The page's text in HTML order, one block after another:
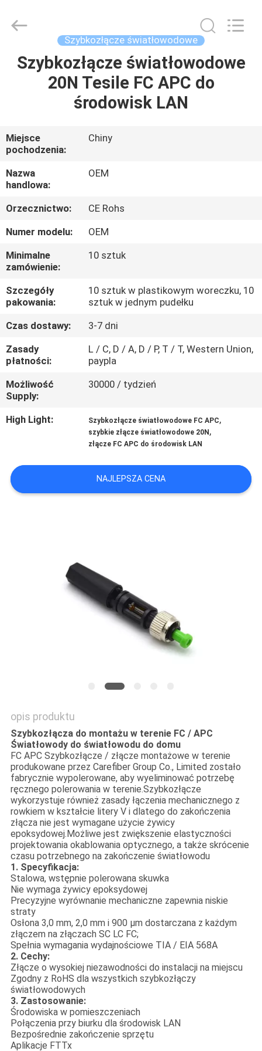
DOM
PRODUKTY
O
NAS
WYCIECZKA
PO
FABRYCE
KONTROLA
JAKOŚCI
SKONTAKTUJ
SIĘ
Z
NAMI
AKTUALNOŚCI
WSZYSTKIE
PRZYPADKI
Management
Services
Reserved.
Szybkozłącze światłowodowe
Szybkozłącze światłowodowe
20N Tesile FC APC do
środowisk LAN
Miejsce
pochodzenia:
Chiny
Nazwa
handlowa:
OEM
Orzecznictwo:
CE Rohs
Numer modelu:
OEM
Minimalne
zamówienie:
10 sztuk
Szczegóły
pakowania:
10 sztuk w plastikowym woreczku, 10
sztuk w jednym pudełku
Czas dostawy:
3-7 dni
Zasady
płatności:
L / C, D / A, D / P, T / T, Western Union,
paypla
Możliwość
Supply:
30000 / tydzień
High Light: Szybkozłącze światłowodowe FC APC,
szybkie złącze światłowodowe 20N ,
złącze FC APC do środowisk LAN
NAJLEPSZA CENA
opis produktu
Szybkozłącza do montażu w terenie FC / APC
Światłowody do światłowodu do domu
FC APC Szybkozłącze / złącze montażowe w terenie
produkowane przez Carefiber Group Co., Limited zostało
fabrycznie wypolerowane, aby wyeliminować potrzebę
ręcznego polerowania w terenie.Szybkozłącze
wykorzystuje również zasady łączenia mechanicznego z
rowkiem w kształcie litery V i dlatego do zakończenia
złącza nie jest wymagane użycie żywicy
epoksydowej.Możliwe jest zwiększenie elastyczności
projektowania okablowania optycznego, a także skrócenie
czasu potrzebnego na zakończenie światłowodu
1. Specyfikacja:
Stalowa, wstępnie polerowana skuwka
Nie wymaga żywicy epoksydowej
Precyzyjne wyrównanie mechaniczne zapewnia niskie
straty
Osłona 3,0 mm, 2,0 mm i 900 µm dostarczana z każdym
złączem na złączach SC LC FC;
Spełnia wymagania wydajnościowe TIA / EIA 568A
2. Cechy:
Złącze o wysokiej niezawodności do instalacji na miejscu
Zgodny z RoHS dla wszystkich szybkozłączy
światłowodowych
3. Zastosowanie:
Środowiska w pomieszczeniach
Połączenia przy biurku dla środowisk LAN
Bezpośrednie zakończenie sprzętu
Aplikacje FTTx